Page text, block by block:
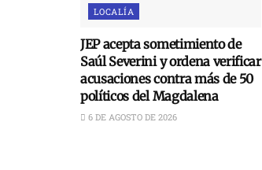
LOCALÍA
JEP acepta sometimiento de
Saúl Severini y ordena verificar
acusaciones contra más de 50
políticos del Magdalena
6 DE AGOSTO DE 2026